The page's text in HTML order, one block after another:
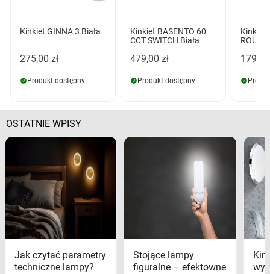
Kinkiet GINNA 3 Biała
275,00 zł
Produkt dostępny
Kinkiet BASENTO 60
CCT SWITCH Biała
479,00 zł
Produkt dostępny
Kinkiet
179,00
OSTATNIE WPISY
Jak czytać parametry
techniczne lampy?
Stojące lampy
figuralne – efektowne